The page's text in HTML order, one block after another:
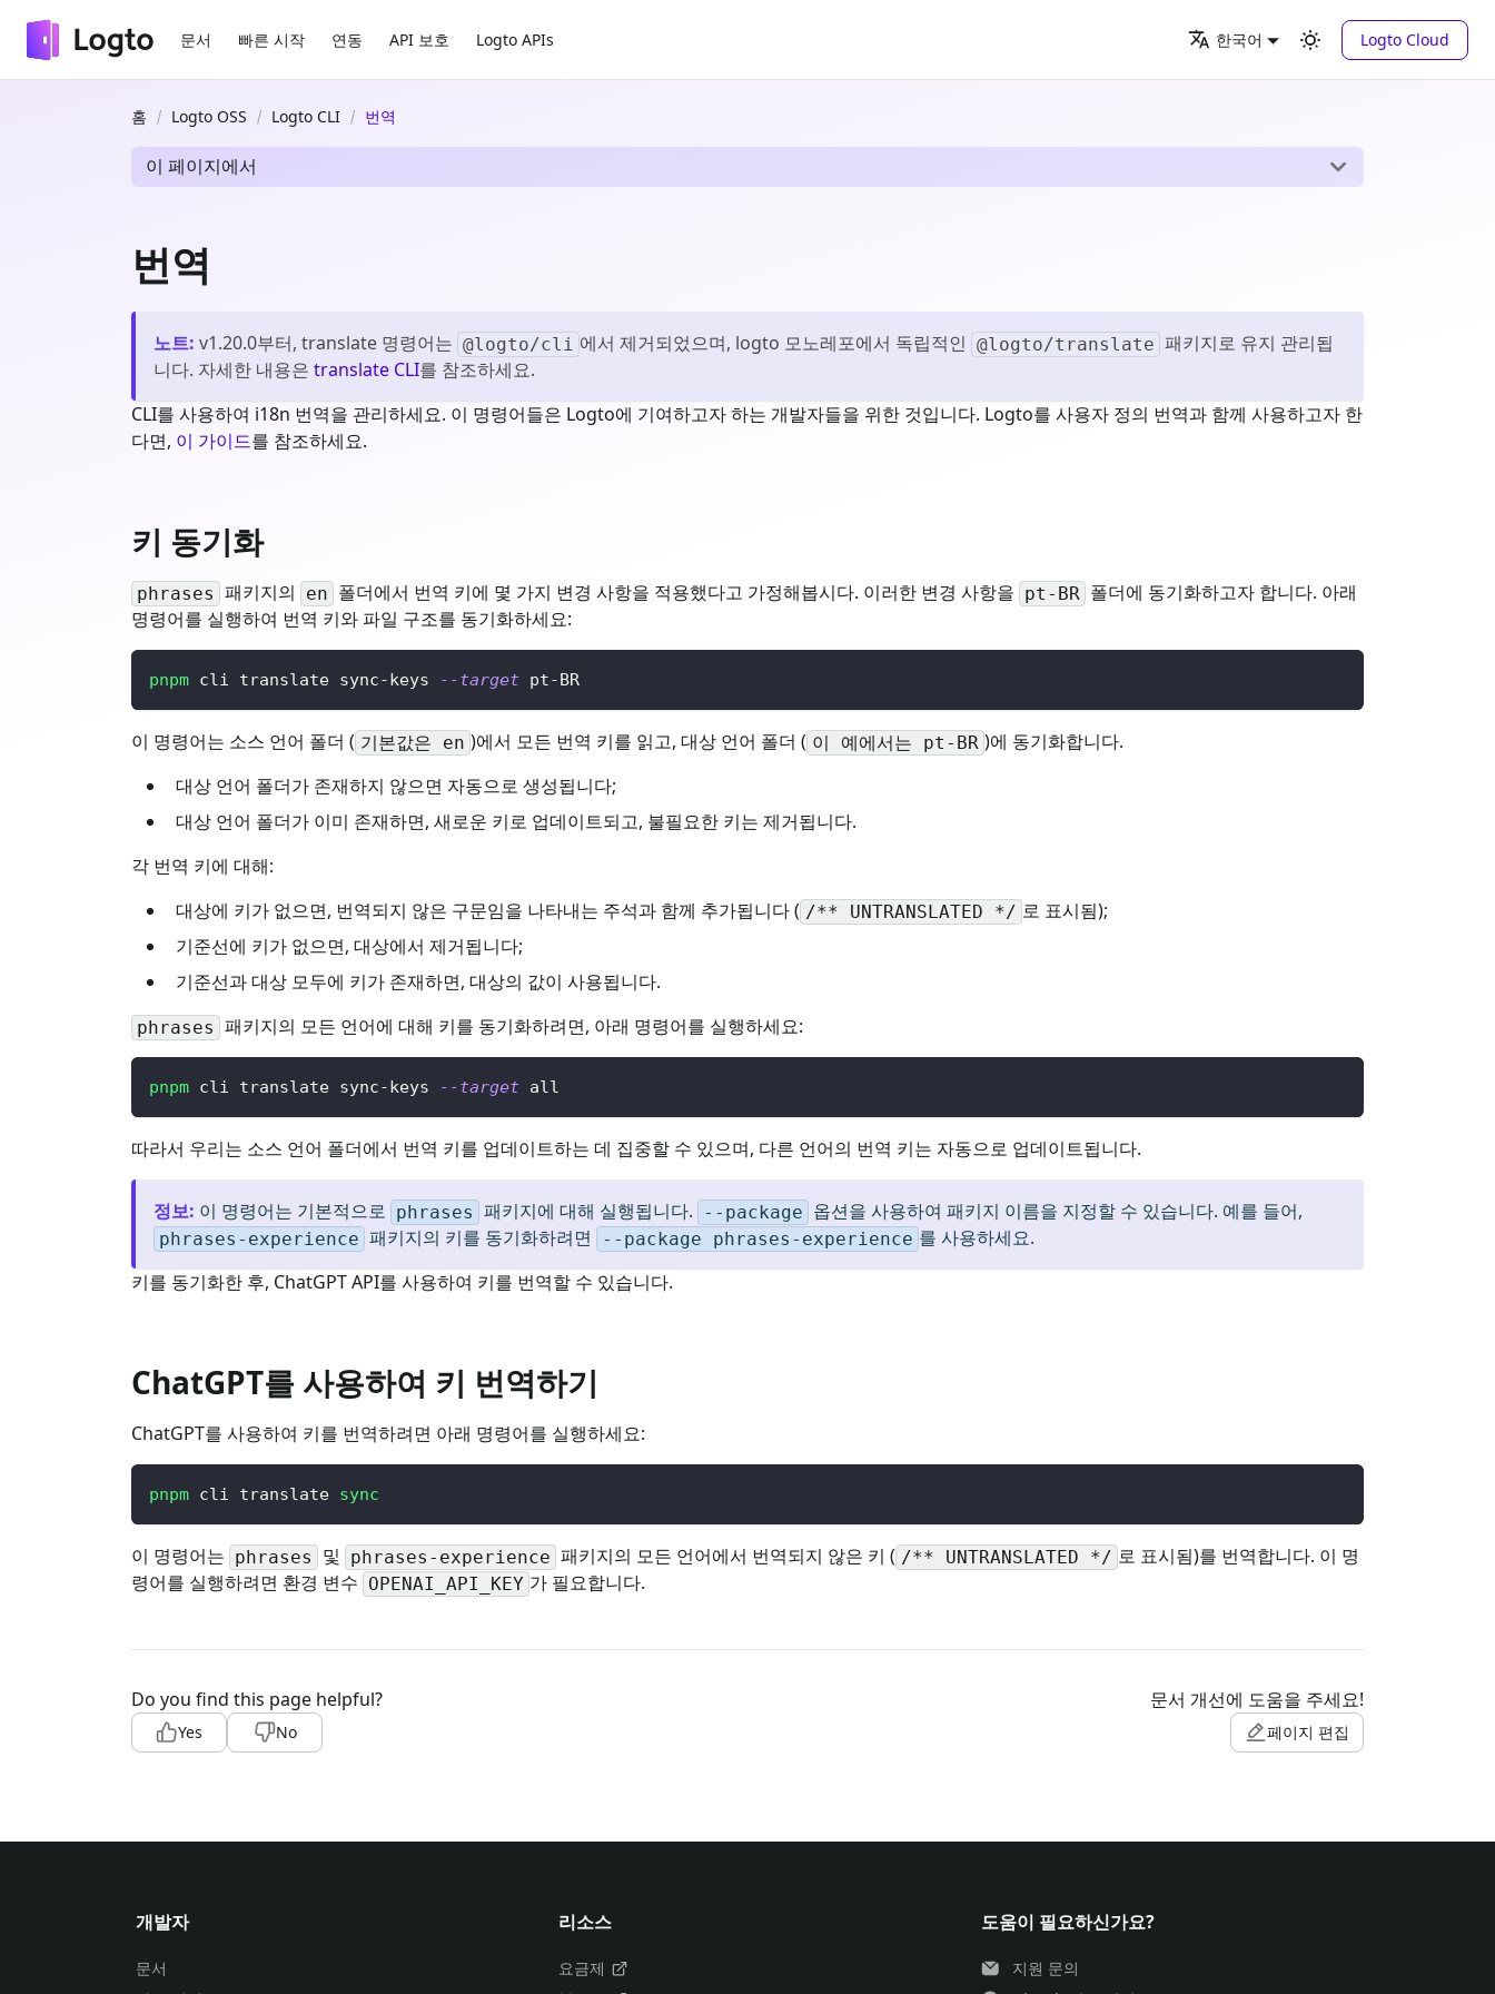
문서 빠른 시작 연동 API 보호 Logto APIs 한국어 Logto Cloud
홈 Logto OSS Logto CLI 번역
이 페이지에서
번역
노트: v1.20.0부터, translate 명령어는 @logto/cli 에서 제거되었으며, logto 모노레포에서 독립적인 @logto/translate 패키지로 유지 관리됩
니다. 자세한 내용은 translate CLI를 참조하세요.
CLI를 사용하여 i18n 번역을 관리하세요. 이 명령어들은 Logto에 기여하고자 하는 개발자들을 위한 것입니다. Logto를 사용자 정의 번역과 함께 사용하고자 한
다면, 이 가이드를 참조하세요.
키 동기화
phrases 패키지의 en 폴더에서 번역 키에 몇 가지 변경 사항을 적용했다고 가정해봅시다. 이러한 변경 사항을 pt-BR 폴더에 동기화하고자 합니다. 아래
명령어를 실행하여 번역 키와 파일 구조를 동기화하세요:
pnpm cli translate sync-keys --target pt-BR
이 명령어는 소스 언어 폴더 ( 기본값은 en )에서 모든 번역 키를 읽고, 대상 언어 폴더 ( 이 예에서는 pt-BR )에 동기화합니다.
대상 언어 폴더가 존재하지 않으면 자동으로 생성됩니다;
대상 언어 폴더가 이미 존재하면, 새로운 키로 업데이트되고, 불필요한 키는 제거됩니다.
각 번역 키에 대해:
대상에 키가 없으면, 번역되지 않은 구문임을 나타내는 주석과 함께 추가됩니다 ( /** UNTRANSLATED */ 로 표시됨);
기준선에 키가 없으면, 대상에서 제거됩니다;
기준선과 대상 모두에 키가 존재하면, 대상의 값이 사용됩니다.
phrases 패키지의 모든 언어에 대해 키를 동기화하려면, 아래 명령어를 실행하세요:
pnpm cli translate sync-keys --target all
따라서 우리는 소스 언어 폴더에서 번역 키를 업데이트하는 데 집중할 수 있으며, 다른 언어의 번역 키는 자동으로 업데이트됩니다.
정보: 이 명령어는 기본적으로 phrases 패키지에 대해 실행됩니다. --package 옵션을 사용하여 패키지 이름을 지정할 수 있습니다. 예를 들어,
phrases-experience 패키지의 키를 동기화하려면 --package phrases-experience 를 사용하세요.
키를 동기화한 후, ChatGPT API를 사용하여 키를 번역할 수 있습니다.
ChatGPT를 사용하여 키 번역하기
ChatGPT를 사용하여 키를 번역하려면 아래 명령어를 실행하세요:
pnpm cli translate sync
이 명령어는 phrases 및 phrases-experience 패키지의 모든 언어에서 번역되지 않은 키 ( /** UNTRANSLATED */ 로 표시됨)를 번역합니다. 이 명
령어를 실행하려면 환경 변수 OPENAI_API_KEY 가 필요합니다.
Do you find this page helpful?
Yes No
문서 개선에 도움을 주세요!
페이지 편집
개발자
문서
리소스
요금제
도움이 필요하신가요?
지원 문의